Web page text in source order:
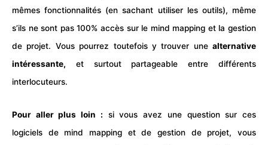
mêmes fonctionnalités (en sachant utiliser les outils), même
s’ils ne sont pas 100% accès sur le mind mapping et la gestion
de projet. Vous pourrez toutefois y trouver une alternative
intéressante, et surtout partageable entre différents
interlocuteurs.
Pour aller plus loin : si vous avez une question sur ces
logiciels de mind mapping et de gestion de projet, vous